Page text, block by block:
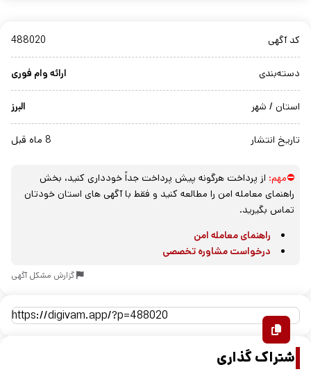
کد آگهی 488020
دسته‌بندی ارائه وام فوری
استان / شهر البرز
تاریخ انتشار 8 ماه قبل
⛔مهم: از پرداخت هرگونه پیش پرداخت جداً خودداری کنید، بخش
راهنمای معامله امن را مطالعه کنید و فقط با آگهی های استان خودتان
تماس بگیرید.
راهنمای معامله امن
درخواست مشاوره تخصصی
گزارش مشکل آگهی
اشتراک گذاری